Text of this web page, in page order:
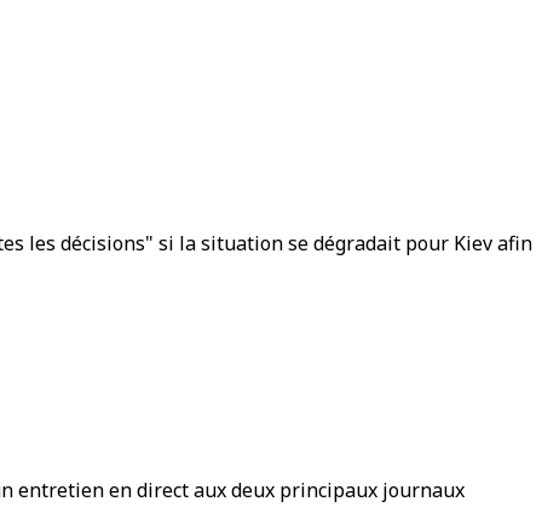
les décisions" si la situation se dégradait pour Kiev afin
entretien en direct aux deux principaux journaux